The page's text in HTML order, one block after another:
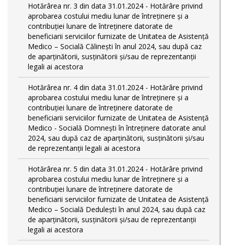
Hotărârea nr. 3 din data 31.01.2024 - Hotărâre privind
aprobarea costului mediu lunar de întreținere și a
contribuției lunare de întreținere datorate de
beneficiarii serviciilor furnizate de Unitatea de Asistență
Medico – Socială Călineşti în anul 2024, sau după caz
de aparținătorii, susținătorii și/sau de reprezentanții
legali ai acestora
Hotărârea nr. 4 din data 31.01.2024 - Hotărâre privind
aprobarea costului mediu lunar de întreținere și a
contribuției lunare de întreținere datorate de
beneficiarii serviciilor furnizate de Unitatea de Asistență
Medico - Socială Domnești în întreținere datorate anul
2024, sau după caz de aparținătorii, susținătorii și/sau
de reprezentanții legali ai acestora
Hotărârea nr. 5 din data 31.01.2024 - Hotărâre privind
aprobarea costului mediu lunar de întreținere și a
contribuției lunare de întreținere datorate de
beneficiarii serviciilor furnizate de Unitatea de Asistență
Medico – Socială Dedulești în anul 2024, sau după caz
de aparținătorii, susținătorii și/sau de reprezentanții
legali ai acestora